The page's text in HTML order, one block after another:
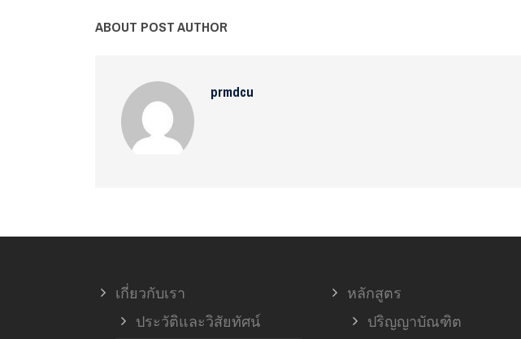
ABOUT POST AUTHOR
prmdcu
เกี่ยวกับเรา
ประวัติและวิสัยทัศน์
หลักสูตร
ปริญญาบัณฑิต